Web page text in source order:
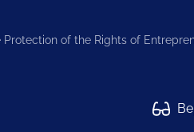
Protection of the Rights of